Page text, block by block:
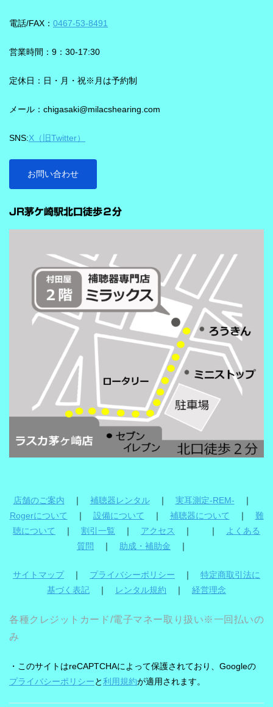
電話/FAX： 0467-53-8491
営業時間：9：30-17:30
定休日：日・月・祝※月は予約制
メール：chigasaki@milacshearing.com
SNS:X（旧Twitter）
お問い合わせ
JR茅ケ崎駅北口徒歩２分
店舗のご案内 ｜ 補聴器レンタル｜ 実耳測定-REM- ｜
Rogerについて ｜ 設備について ｜ 補聴器について ｜ 難
聴について
｜ 割引一覧 ｜ アクセス ｜ ｜
よくある
質問
｜ 助成・補助金 ｜
サイトマップ｜ プライバシーポリシー ｜ 特定商取引法に
基づく表記 ｜ レンタル規約 ｜ 経営理念
各種クレジットカード/電子マネー取り扱い※一回払いの
み
・このサイトはreCAPTCHAによって保護されており、Googleの
プライバシーポリシーと利用規約が適用されます。